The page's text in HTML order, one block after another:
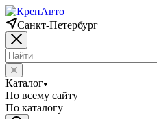
Санкт-Петербург
Каталог
По всему сайту
По каталогу